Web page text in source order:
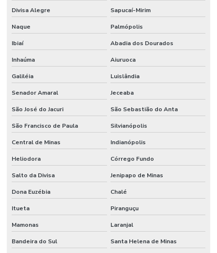
Divisa Alegre Sapucaí-Mirim
Naque Palmópolis
Ibiaí Abadia dos Dourados
Inhaúma Aiuruoca
Galiléia Luislândia
Senador Amaral Jeceaba
São José do Jacuri São Sebastião do Anta
São Francisco de Paula Silvianópolis
Central de Minas Indianópolis
Heliodora Córrego Fundo
Salto da Divisa Jenipapo de Minas
Dona Euzébia Chalé
Itueta Piranguçu
Mamonas Laranjal
Bandeira do Sul Santa Helena de Minas